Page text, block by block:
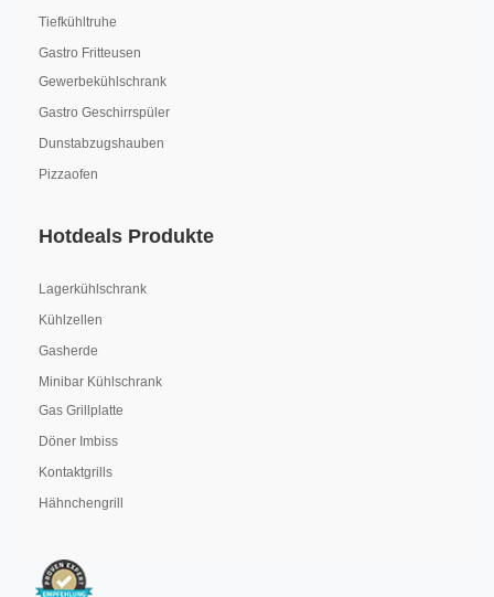
Tiefkühltruhe
Gastro Fritteusen
Gewerbekühlschrank
Gastro Geschirrspüler
Dunstabzugshauben
Pizzaofen
Hotdeals Produkte
Lagerkühlschrank
Kühlzellen
Gasherde
Minibar Kühlschrank
Gas Grillplatte
Döner Imbiss
Kontaktgrills
Hähnchengrill